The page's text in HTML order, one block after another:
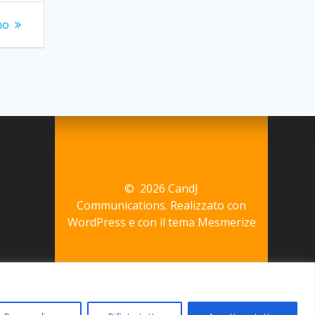
© 2026 CandJ
Communications. Realizzato con
WordPress e con il tema Mesmerize